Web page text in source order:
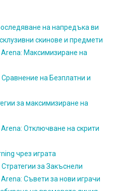
на напредъка ви
скинове и предмети
Максимизиране на
на Безплатни и
за максимизиране на
Отключване на скрити
чрез играта
за Закъснели
Съвети за нови играчи